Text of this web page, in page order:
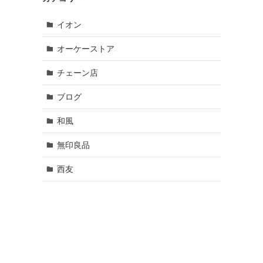
イオン
オーケーストア
チェーン店
ブログ
和風
無印良品
西友